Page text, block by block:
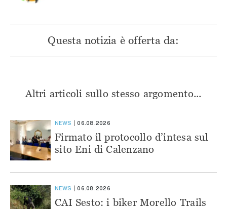
Questa notizia è offerta da:
Altri articoli sullo stesso argomento...
NEWS 06.08.2026
Firmato il protocollo d’intesa sul
sito Eni di Calenzano
NEWS 06.08.2026
CAI Sesto: i biker Morello Trails